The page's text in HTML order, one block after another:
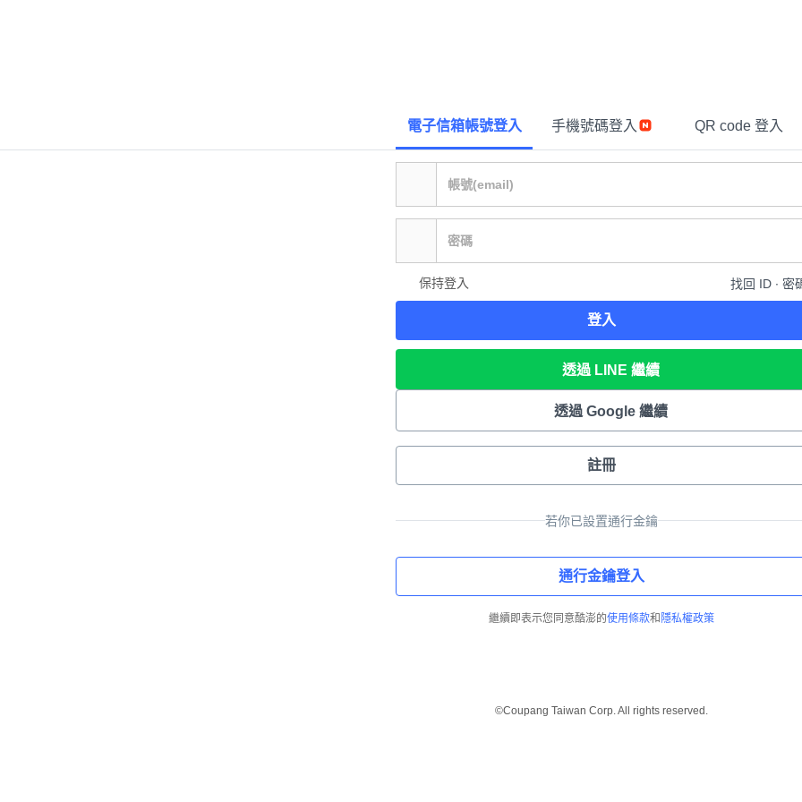
電子信箱帳號登入 手機號碼登入 QR code 登入
保持登入 找回 ID ∙ 密
登入
透過 LINE 繼續
透過 Google 繼續
註冊
若你已設置通行金鑰
通行金鑰登入
繼續即表示您同意酷澎的使用條款和 隱私權政策
©Coupang Taiwan Corp. All rights reserved.